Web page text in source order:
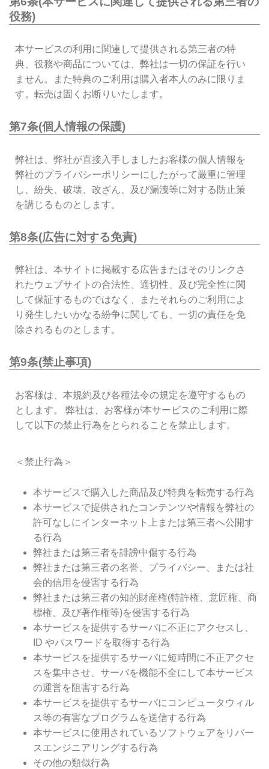
役務)
本サービスの利用に関連して提供される第三者の特
典、役務や商品については、弊社は一切の保証を行い
ません。また特典のご利用は購入者本人のみに限りま
す。転売は固くお断りいたします。
第7条(個人情報の保護)
弊社は、弊社が直接入手しましたお客様の個人情報を
弊社のプライバシーポリシーにしたがって厳重に管理
し、紛失、破壊、改ざん、及び漏洩等に対する防止策
を講じるものとします。
第8条(広告に対する免責)
弊社は、本サイトに掲載する広告またはそのリンクさ
れたウェブサイトの合法性、適切性、及び完全性に関
して保証するものではなく、またそれらのご利用によ
り発生したいかなる紛争に関しても、一切の責任を免
除されるものとします。
第9条(禁止事項)
お客様は、本規約及び各種法令の規定を遵守するもの
とします。 弊社は、お客様が本サービスのご利用に際
して以下の禁止行為をとられることを禁止します。
＜禁止行為＞
本サービスで購入した商品及び特典を転売する行為
本サービスで提供されたコンテンツや情報を弊社の
許可なしにインターネット上または第三者へ公開す
る行為
弊社または第三者を誹謗中傷する行為
弊社または第三者の名誉、プライバシー、または社
会的信用を侵害する行為
弊社または第三者の知的財産権(特許権、意匠権、商
標権、及び著作権等)を侵害する行為
本サービスを提供するサーバに不正にアクセスし、
ID やパスワードを取得する行為
本サービスを提供するサーバに短時間に不正アクセ
スを集中させ、サーバを機能不全にして本サービス
の運営を阻害する行為
本サービスを提供するサーバにコンピュータウィル
ス等の有害なプログラムを送信する行為
本サービスに使用されているソフトウェアをリバー
スエンジニアリングする行為
その他の類似行為